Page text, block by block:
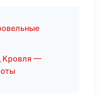
Кровля —